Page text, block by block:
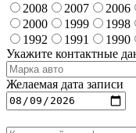
2008
2007 2006
2000
1999 1998
1992
1991 1990
Укажите контактные
Желаемая дата записи